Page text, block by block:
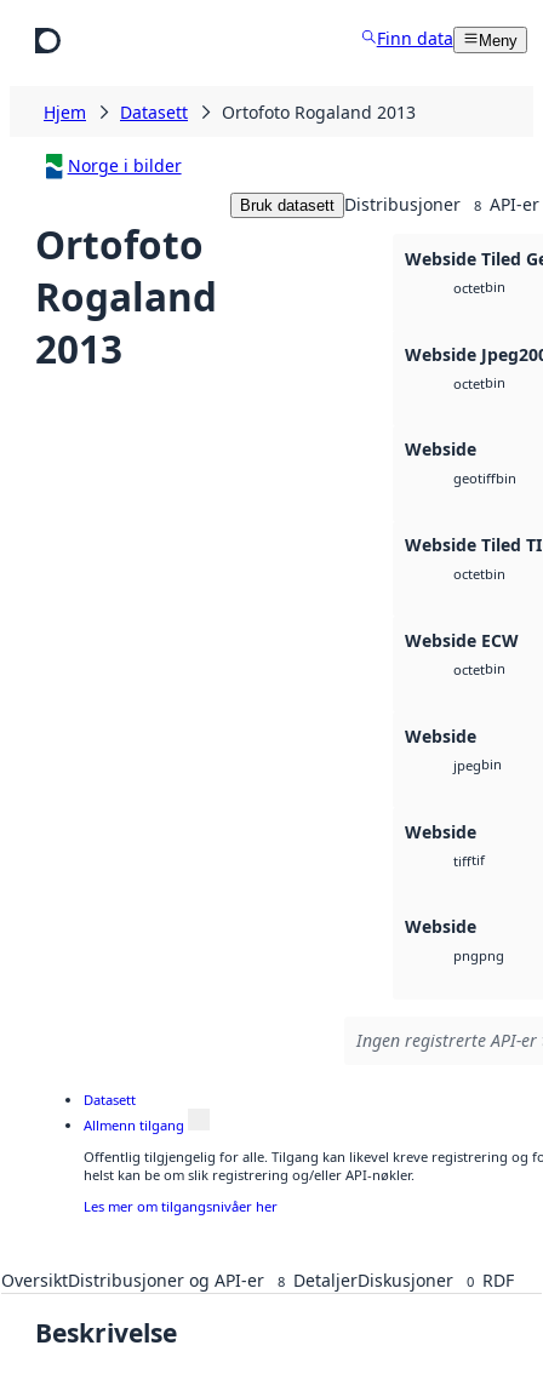
Finn data Meny
Hjem Datasett Ortofoto Rogaland 2013
Norge i bilder
Ortofoto
Rogaland
2013
Bruk datasett Distribusjoner 8 API-er
Webside Tiled
octetbin
Webside
octetbin
Webside
geotiffbin
Webside Tiled
octetbin
Webside ECW
octetbin
Webside
jpegbin
Webside
tifftif
Webside
pngpng
Ingen registrerte API-
Datasett
Allmenn tilgang
Offentlig tilgjengelig for alle. Tilgang kan likevel kreve registrering og
helst kan be om slik registrering og/eller API-nøkler.
Les mer om tilgangsnivåer her
OversiktDistribusjoner og API-er 8 DetaljerDiskusjoner 0 RDF
Beskrivelse